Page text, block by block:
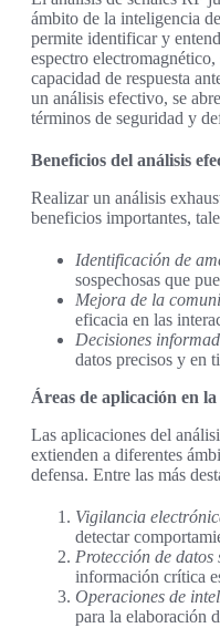
ámbito de la inteligencia
permite identificar y
espectro
capacidad de respuesta
un análisis efectivo, se
términos de seguridad y
Beneficios del análisis
Realizar un análisis
beneficios importantes,
Identificación de
sospechosas que
Mejora de la
eficacia en las
Decisiones
datos precisos y en
Áreas de aplicación en
Las aplicaciones del
extienden a diferentes
defensa. Entre las más
Vigilancia
detectar
Protección de datos
información crítica
Operaciones de
para la elaboración